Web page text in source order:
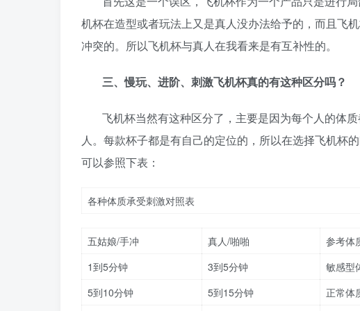
机杯在造型或者玩法上又是真人没办法给予的，而且飞
冲突的。所以飞机杯与真人在我看来是有互补性的。
三、慢玩、进阶、刺激飞机杯真的有这种区分吗？
飞机杯当然有这种区分了，主要是因为每个人的体
人。每款杯子都是有自己的定位的，所以在选择飞机杯
可以参照下表：
各种体质承受刺激对照表
五姑娘/手冲 真人/啪啪 参考体
1到5分钟
3到5分钟 敏感型
5到10分钟
5到15分钟 正常体